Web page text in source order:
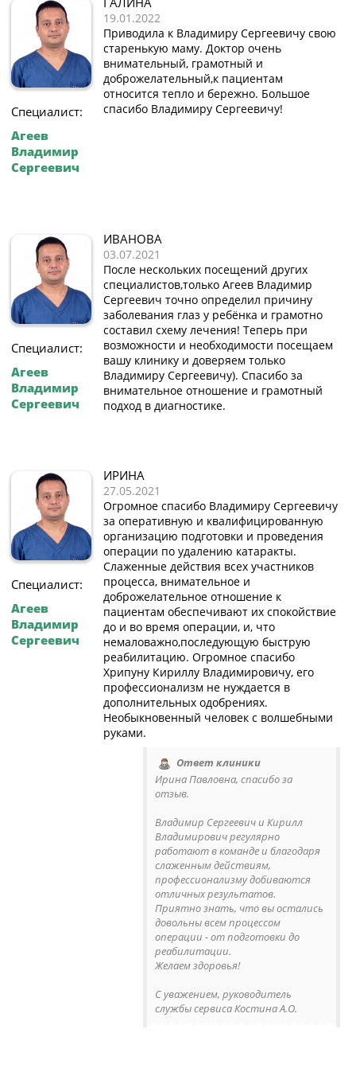
Специалист:
Агеев
Владимир
Сергеевич
19.01.2022
Приводила к Владимиру Сергеевичу свою
старенькую маму. Доктор очень
внимательный, грамотный и
доброжелательный,к пациентам
относится тепло и бережно. Большое
спасибо Владимиру Сергеевичу!
Специалист:
Агеев
Владимир
Сергеевич
ИВАНОВА
03.07.2021
После нескольких посещений других
специалистов,только Агеев Владимир
Сергеевич точно определил причину
заболевания глаз у ребёнка и грамотно
составил схему лечения! Теперь при
возможности и необходимости посещаем
вашу клинику и доверяем только
Владимиру Сергеевичу). Спасибо за
внимательное отношение и грамотный
подход в диагностике.
Специалист:
Агеев
Владимир
Сергеевич
ИРИНА
27.05.2021
Огромное спасибо Владимиру Сергеевичу
за оперативную и квалифицированную
организацию подготовки и проведения
операции по удалению катаракты.
Слаженные действия всех участников
процесса, внимательное и
доброжелательное отношение к
пациентам обеспечивают их спокойствие
до и во время операции, и, что
немаловажно,последующую быструю
реабилитацию. Огромное спасибо
Хрипуну Кириллу Владимировичу, его
профессионализм не нуждается в
дополнительных одобрениях.
Необыкновенный человек с волшебными
руками.
Ответ клиники
Ирина Павловна, спасибо за
отзыв.
Владимир Сергеевич и Кирилл
Владимирович регулярно
работают в команде и благодаря
слаженным действиям,
профессионализму добиваются
отличных результатов.
Приятно знать, что вы остались
довольны всем процессом
операции - от подготовки до
реабилитации.
Желаем здоровья!
С уважением, руководитель
службы сервиса Костина А.О.